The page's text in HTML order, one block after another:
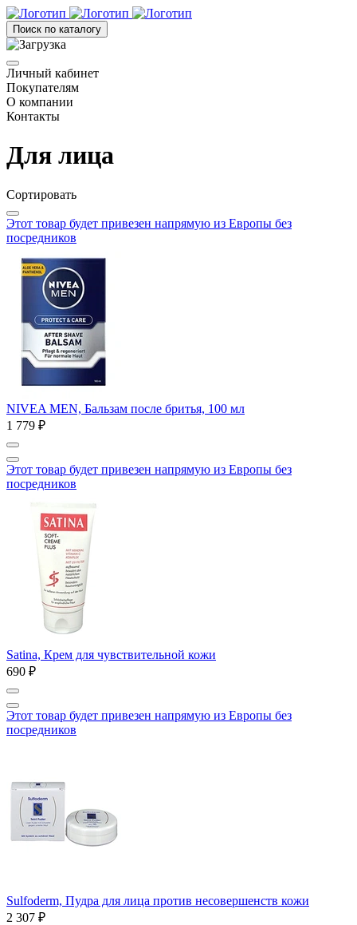
Поиск по каталогу
Личный кабинет
Покупателям
О компании
Контакты
Для лица
Сортировать
Этот товар будет привезен напрямую из Европы без
посредников
NIVEA MEN, Бальзам после бритья, 100 мл
1 779 ₽
Этот товар будет привезен напрямую из Европы без
посредников
Satina, Крем для чувствительной кожи
690 ₽
Этот товар будет привезен напрямую из Европы без
посредников
Sulfoderm, Пудра для лица против несовершенств кожи
2 307 ₽